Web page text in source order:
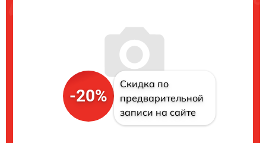
-20%
Скидка по
предварительной
записи на сайте